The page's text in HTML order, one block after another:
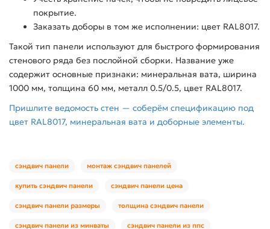
покрытие.
Заказать доборы в том же исполнении: цвет RAL8017.
Такой тип панели используют для быстрого формирования
стенового ряда без послойной сборки. Название уже
содержит основные признаки: минеральная вата, ширина
1000 мм, толщина 60 мм, металл 0.5/0.5, цвет RAL8017.
Пришлите ведомость стен — соберём спецификацию под
цвет RAL8017, минеральная вата и доборные элементы.
сэндвич панели монтаж сэндвич панелей
купить сэндвич панели сэндвич панели цена
сэндвич панели размеры толщина сэндвич панели
сэндвич панели из минваты сэндвич панели из ппс